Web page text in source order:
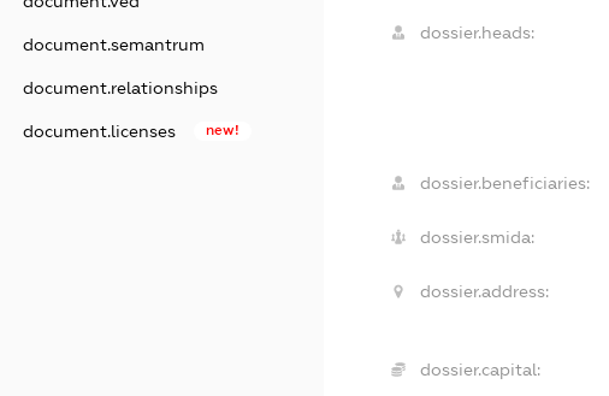
document.semantrum
document.relationships
document.licenses new!
dossier.heads:
dossier.beneficiaries:
dossier.smida:
dossier.address:
dossier.capital: